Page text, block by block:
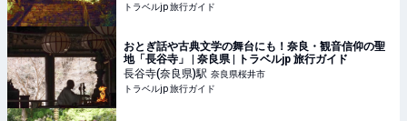
トラベルjp 旅行ガイド
おとぎ話や古典文学の舞台にも！奈良・観音信仰の聖
地「長谷寺」 | 奈良県 | トラベルjp 旅行ガイド
長谷寺(奈良県)駅 奈良県桜井市
トラベルjp 旅行ガイド